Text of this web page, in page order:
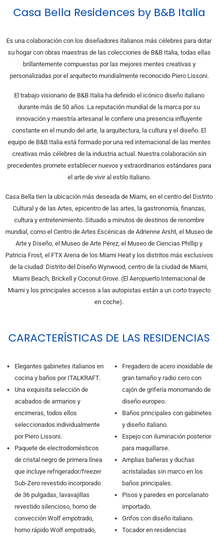
Casa Bella Residences by B&B Italia
Es una colaboración con los diseñadores italianos más célebres para dotar
su hogar con obras maestras de las colecciones de B&B Italia, todas ellas
brillantemente compuestas por las mejores mentes creativas y
personalizadas por el arquitecto mundialmente reconocido Piero Lissoni.
El trabajo visionario de B&B Italia ha definido el icónico diseño italiano
durante más de 50 años. La reputación mundial de la marca por su
innovación y maestría artesanal le confiere una presencia influyente
constante en el mundo del arte, la arquitectura, la cultura y el diseño. El
equipo de B&B Italia está formado por una red internacional de las mentes
creativas más célebres de la industria actual. Nuestra colaboración sin
precedentes promete establecer nuevos y extraordinarios estándares para
el arte de vivir al estilo italiano.
Casa Bella tien la ubicación más deseada de Miami, en el centro del Distrito
Cultural y de las Artes, epicentro de las artes, la gastronomía, finanzas,
cultura y entretenimiento. Situado a minutos de destinos de renombre
mundial, como el Centro de Artes Escénicas de Adrienne Arsht, el Museo de
Arte y Diseño, el Museo de Arte Pérez, el Museo de Ciencias Phillip y
Patricia Frost, el FTX Arena de los Miami Heat y los distritos más exclusivos
de la ciudad: Distrito del Diseño Wynwood, centro de la ciudad de Miami,
Miami Beach, Brickell y Coconut Grove. (El Aeropuerto Internacional de
Miami y los principales accesos a las autopistas están a un corto trayecto
en coche).
CARACTERÍSTICAS DE LAS RESIDENCIAS
Elegantes gabinetes italianos en
cocina y baños por ITALKRAFT.
Una exquisita selección de
acabados de armarios y
encimeras, todos ellos
seleccionados individualmente
por Piero Lissoni.
Paquete de electrodomésticos
de cristal negro de primera línea
que incluye refrigerador/freezer
Sub-Zero revestido incorporado
de 36 pulgadas, lavavajillas
revestido silencioso, horno de
convección Wolf empotrado,
horno rápido Wolf empotrado,
Fregadero de acero inoxidable de
gran tamaño y radio cero con
cajón de grifería monomando de
diseño europeo.
Baños principales con gabinetes
y diseño italiano.
Espejo con iluminación posterior
para maquillarse.
Amplias bañeras y duchas
acristaladas sin marco en los
baños principales.
Pisos y paredes en porcelanato
importado.
Grifos con diseño italiano.
Tocador en residencias